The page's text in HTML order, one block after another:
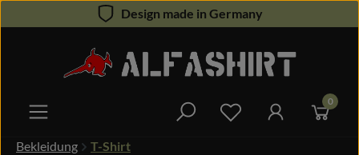
Zum Hauptinhalt springenDesign made in Germany
Du hast 0 0
Bekleidung T-Shirt